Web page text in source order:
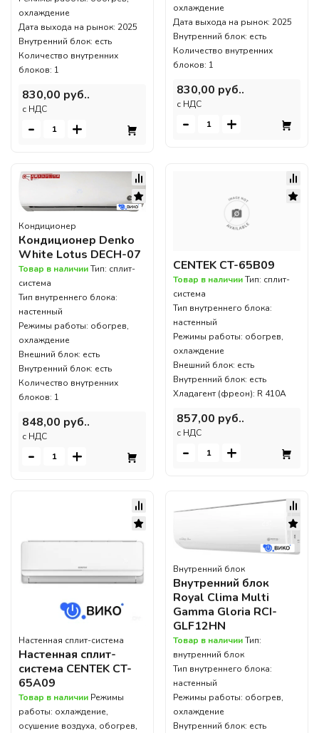
охлаждение
Дата выхода на рынок: 2025
Внутренний блок: есть
Количество внутренних
блоков: 1
830,00 руб..
c НДС
- +
охлаждение
Дата выхода на рынок: 2025
Внутренний блок: есть
Количество внутренних
блоков: 1
830,00 руб..
c НДС
- +
Кондиционер
Кондиционер Denko
White Lotus DECH-07
Товар в наличииТип: сплит-
система
Тип внутреннего блока:
настенный
Режимы работы: обогрев,
охлаждение
Внешний блок: есть
Внутренний блок: есть
Количество внутренних
блоков: 1
848,00 руб..
c НДС
- +
CENTEK CT-65B09
Товар в наличииТип: сплит-
система
Тип внутреннего блока:
настенный
Режимы работы: обогрев,
охлаждение
Внешний блок: есть
Внутренний блок: есть
Хладагент (фреон): R 410A
857,00 руб..
c НДС
- +
Настенная сплит-система
Настенная сплит-
система CENTEK CT-
65A09
Товар в наличии Режимы
работы: охлаждение,
осушение воздуха, обогрев,
Внутренний блок
Внутренний блок
Royal Clima Multi
Gamma Gloria RCI-
GLF12HN
Товар в наличииТип:
внутренний блок
Тип внутреннего блока:
настенный
Режимы работы: обогрев,
охлаждение
Внутренний блок: есть